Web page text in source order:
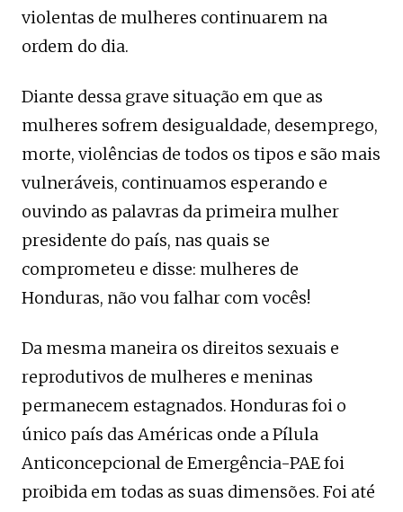
violentas de mulheres continuarem na
ordem do dia.
Diante dessa grave situação em que as
mulheres sofrem desigualdade, desemprego,
morte, violências de todos os tipos e são mais
vulneráveis, continuamos esperando e
ouvindo as palavras da primeira mulher
presidente do país, nas quais se
comprometeu e disse: mulheres de
Honduras, não vou falhar com vocês!
Da mesma maneira os direitos sexuais e
reprodutivos de mulheres e meninas
permanecem estagnados. Honduras foi o
único país das Américas onde a Pílula
Anticoncepcional de Emergência-PAE foi
proibida em todas as suas dimensões. Foi até